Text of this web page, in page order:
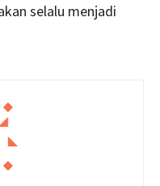
selalu menjadi